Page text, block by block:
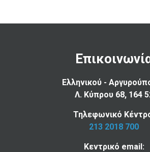
Ελληνικού -
Λ. Κύπρου 68, 164
Τηλεφωνικό
213 2018 700
Κεντρικό email: